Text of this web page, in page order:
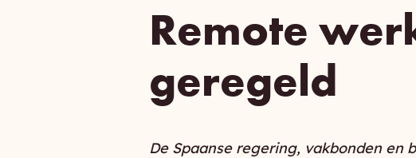
Remote
geregeld
De Spaanse regering, vakbonden